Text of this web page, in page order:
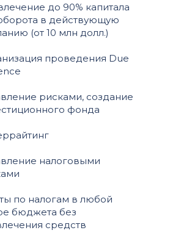
до 90% капитала
в действующую
(от 10 млн долл.)
проведения Due
рисками, создание
фонда
налоговыми
по налогам в любой
бюджета без
средств